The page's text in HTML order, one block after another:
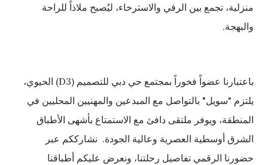
منزلية، تجمع بين الرقي والاسترخاء، ليُصبح ملاذاً للراحة
والبهجة.
باعتبارنا عضواً فخوراً بمجتمع حي دبي للتصميم (D3) الحيوي،
يلتزم "سويل" بالتواصل مع المبدعين والمهنيين المحليين في
المنطقة، ويوفر ملتقى دافئ مع الاستمتاع بأشهى الأطباق
الشرق أوسطية العصرية وعالية الجودة. نشارككم عبر
حضورنا الرقمي تفاصيل رحلتنا، ونعرض عليكم أطباقنا